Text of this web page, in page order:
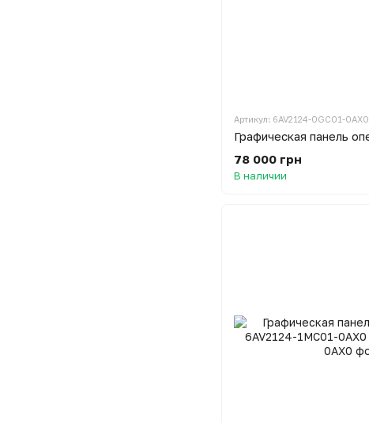
Артикул: 6AV2124-0GC01-0AX0
78 000 грн
В наличии